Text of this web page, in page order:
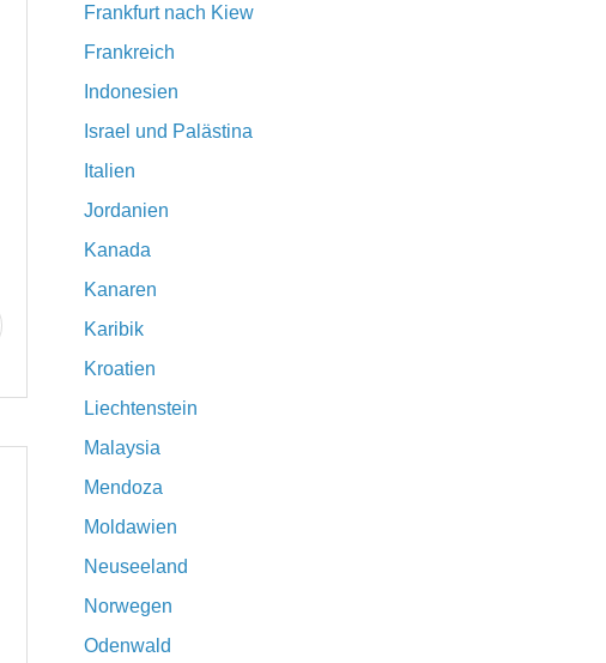
Frankfurt nach Kiew
Frankreich
Indonesien
Israel und Palästina
Italien
Jordanien
Kanada
Kanaren
Karibik
Kroatien
Liechtenstein
Malaysia
Mendoza
Moldawien
Neuseeland
Norwegen
Odenwald